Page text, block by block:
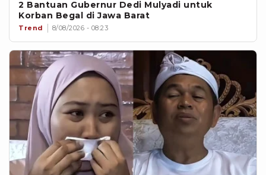
2 Bantuan Gubernur Dedi Mulyadi untuk
Korban Begal di Jawa Barat
Trend 8/08/2026 - 08:23